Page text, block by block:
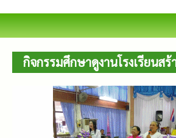
กิจกรรมศึกษาดูงานโรงเรียนส